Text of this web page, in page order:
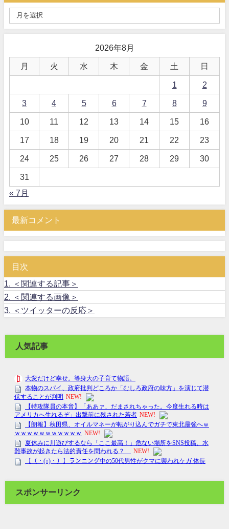
2026年8月
月 火 水 木 金 土 日
1 2
3 4 5 6 7 8 9
10 11 12 13 14 15 16
17 18 19 20 21 22 23
24 25 26 27 28 29 30
31
« 7月
最新コメント
目次
1. ＜関連する記事＞
2. ＜関連する画像＞
3. ＜ツイッターの反応＞
人気記事
スポンサーリンク